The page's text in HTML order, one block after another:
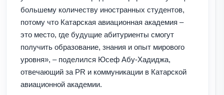
большему количеству иностранных студентов,
потому что Катарская авиационная академия –
это место, где будущие абитуриенты смогут
получить образование, знания и опыт мирового
уровня», – поделился Юсеф Абу-Хадиджа,
отвечающий за PR и коммуникации в Катарской
авиационной академии.